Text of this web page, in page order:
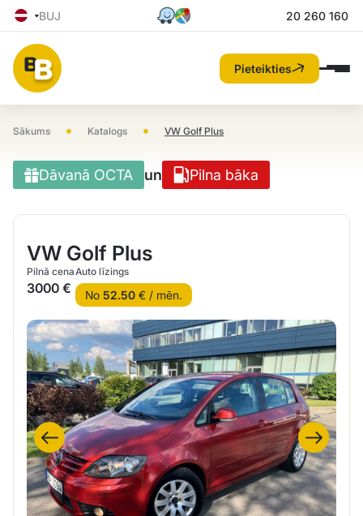
BUJ 20 260 160
Pieteikties
Sākums • Katalogs • VW Golf Plus
Dāvanā OCTA un Pilna bāka
VW Golf Plus
Pilnā cena
3000 €
Auto līzings
No 52.50€ / mēn.